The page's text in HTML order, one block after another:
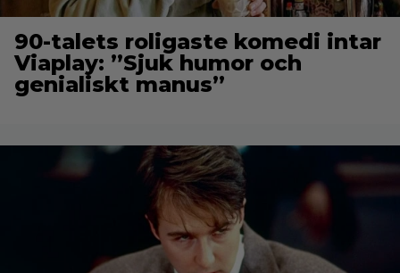
90-talets roligaste komedi intar
Viaplay: ”Sjuk humor och
genialiskt manus”